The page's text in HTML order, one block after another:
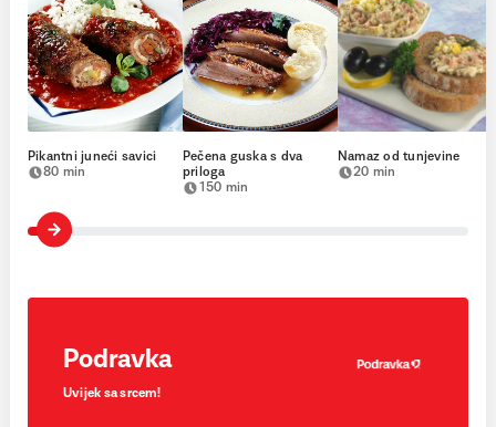
Pikantni juneći savici
80 min
Pečena guska s dva
priloga
150 min
Namaz od tunjevine
20 min
Podravka
Uvijek sa srcem!